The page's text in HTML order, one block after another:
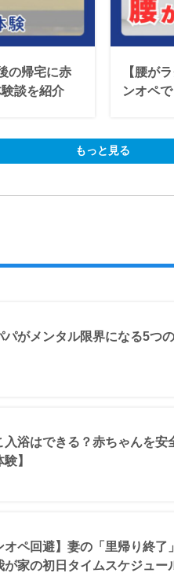
の帰宅に赤
談を紹介
【腰が
ンオペ
もっと見る
パがメンタル限界になる5つ
入浴はできる？赤ちゃんを
験】
オペ回避】妻の「里帰り終
が家の初日タイムスケジュー